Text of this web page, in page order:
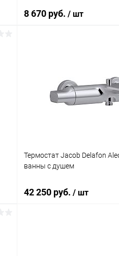
8 670 руб. / шт
Купить в 1 клик
В избранное
Термостат Jacob Delafon
ванны с душем
42 250 руб. / шт